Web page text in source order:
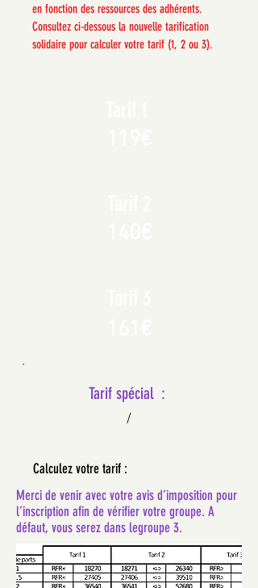
en fonction des ressources des adhérents.
Consultez ci-dessous la nouvelle tarification
solidaire pour calculer votre tarif (1, 2 ou 3).
Tarif spécial :
/
Calculez votre tarif :
Merci de venir avec votre avis d’imposition pour
l’inscription afin de vérifier votre groupe. A
défaut, vous serez dans legroupe 3.